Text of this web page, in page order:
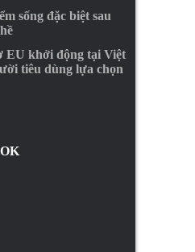
sống đặc biệt sau
EU khởi động tại Việt
tiêu dùng lựa chọn